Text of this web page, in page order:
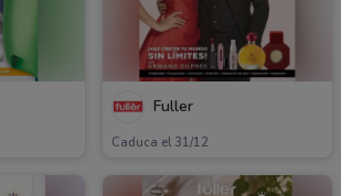
Fuller
Caduca el 31/12